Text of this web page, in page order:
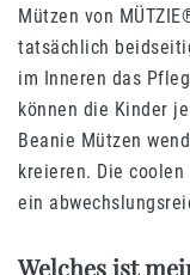
Mützen von
tatsächlich
im Inneren das
können die Kinder
Beanie Mützen
kreieren. Die
ein
Welches ist